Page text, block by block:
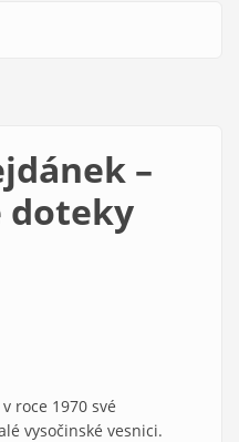
–
doteky
roce 1970 své
vysočinské vesnici.